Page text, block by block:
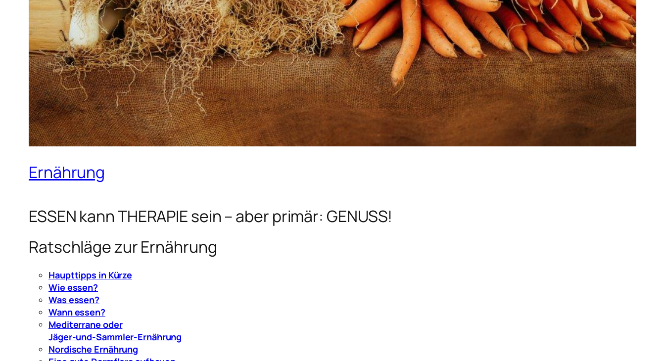
Ernährung
ESSEN kann THERAPIE sein – aber primär: GENUSS!
Ratschläge zur Ernährung
Haupttipps in Kürze
Wie essen?
Was essen?
Wann essen?
Mediterrane oder
Jäger-und-Sammler-Ernährung
Nordische Ernährung